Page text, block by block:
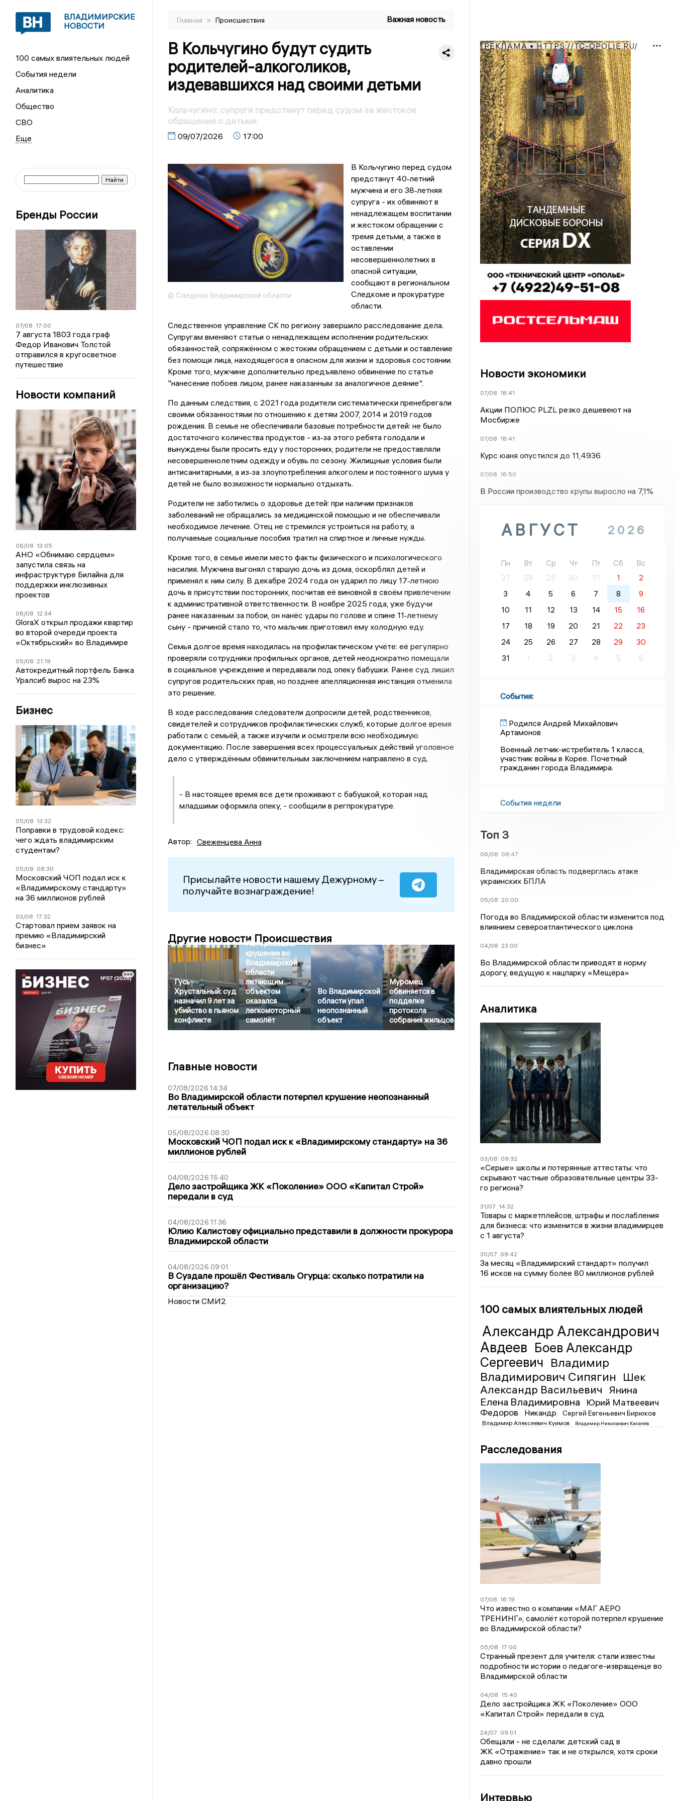
ВЛАДИМИРСКИЕ
НОВОСТИ
100 самых влиятельных людей
События недели
Аналитика
Общество
СВО
Бренды России
07/08 17:00
7 августа 1803 года граф
Федор Иванович Толстой
отправился в кругосветное
путешествие
Новости компаний
06/08 13:05
АНО «Обнимаю сердцем»
запустила связь на
инфраструктуре Билайна для
поддержки инклюзивных
проектов
06/08 12:34
GloraX открыл продажи квартир
во второй очереди проекта
«Октябрьский» во Владимире
05/08 21:19
Автокредитный портфель Банка
Уралсиб вырос на 23%
Бизнес
05/08 13:32
Поправки в трудовой кодекс:
чего ждать владимирским
студентам?
05/08 08:30
Московский ЧОП подал иск к
«Владимирскому стандарту»
на 36 миллионов рублей
03/08 17:32
Стартовал прием заявок на
премию «Владимирский
бизнес»
Главная > Происшествия Важная новость
В Кольчугино будут судить
родителей-алкоголиков,
издевавшихся над своими детьми
Кольчугино: супруги предстанут перед судом за жестокое
обращение с детьми
09/07/2026 17:00
© Следком Владимирской области
В Кольчугино перед судом
предстанут 40‑летний
мужчина и его 38‑летняя
супруга - их обвиняют в
ненадлежащем воспитании
и жестоком обращении с
тремя детьми, а также в
оставлении
несовершеннолетних в
опасной ситуации,
сообщают в региональном
Следкоме и прокуратуре
области.
Следственное управление СК по региону завершило расследование дела.
Супругам вменяют статьи о ненадлежащем исполнении родительских
обязанностей, сопряжённом с жестоким обращением с детьми и оставление
без помощи лица, находящегося в опасном для жизни и здоровья состоянии.
Кроме того, мужчине дополнительно предъявлено обвинение по статье
"нанесение побоев лицом, ранее наказанным за аналогичное деяние".
По данным следствия, с 2021 года родители систематически пренебрегали
своими обязанностями по отношению к детям 2007, 2014 и 2019 годов
рождения. В семье не обеспечивали базовые потребности детей: не было
достаточного количества продуктов - из‑за этого ребята голодали и
вынуждены были просить еду у посторонних, родители не предоставляли
несовершеннолетним одежду и обувь по сезону. Жилищные условия были
антисанитарными, а из‑за злоупотребления алкоголем и постоянного шума у
детей не было возможности нормально отдыхать.
Родители не заботились о здоровье детей: при наличии признаков
заболеваний не обращались за медицинской помощью и не обеспечивали
необходимое лечение. Отец не стремился устроиться на работу, а
получаемые социальные пособия тратил на спиртное и личные нужды.
Кроме того, в семье имели место факты физического и психологического
насилия. Мужчина выгонял старшую дочь из дома, оскорблял детей и
применял к ним силу. В декабре 2024 года он ударил по лицу 17‑летнюю
дочь в присутствии посторонних, посчитав её виновной в своём привлечении
к административной ответственности. В ноябре 2025 года, уже будучи
ранее наказанным за побои, он нанёс удары по голове и спине 11‑летнему
сыну - причиной стало то, что мальчик приготовил ему холодную еду.
Семья долгое время находилась на профилактическом учёте: её регулярно
проверяли сотрудники профильных органов, детей неоднократно помещали
в социальное учреждение и передавали под опеку бабушки. Ранее суд лишил
супругов родительских прав, но позднее апелляционная инстанция отменила
это решение.
В ходе расследования следователи допросили детей, родственников,
свидетелей и сотрудников профилактических служб, которые долгое время
работали с семьёй, а также изучили и осмотрели всю необходимую
документацию. После завершения всех процессуальных действий уголовное
дело с утверждённым обвинительным заключением направлено в суд.
- В настоящее время все дети проживают с бабушкой, которая над
младшими оформила опеку, - сообщили в регпрокуратуре.
Автор: Свеженцева Анна
Присылайте новости нашему Дежурному –
получайте вознаграждение!
Другие новости Происшествия
Гусь-
Хрустальный: суд
назначил 9 лет за
убийство в пьяном
конфликте
Потерпевшим
крушение во
Владимирской
области
летающим
объектом
оказался
легкомоторный
самолёт
Во Владимирской
области упал
неопознанный
объект
Муромец
обвиняется в
подделке
протокола
собрания жильцов
Главные новости
07/08/2026 14:34
Во Владимирской области потерпел крушение неопознанный
летательный объект
05/08/2026 08:30
Московский ЧОП подал иск к «Владимирскому стандарту» на 36
миллионов рублей
04/08/2026 15:40
Дело застройщика ЖК «Поколение» ООО «Капитал Строй»
передали в суд
04/08/2026 11:36
Юлию Калистову официально представили в должности прокурора
Владимирской области
04/08/2026 09:01
В Суздале прошёл Фестиваль Огурца: сколько потратили на
организацию?
Новости СМИ2
РЕКЛАМА • HTTPS://TC-OPOLIE.RU/
Новости экономики
07/08 18:41
Акции ПОЛЮС PLZL резко дешевеют на
Мосбирже
07/08 18:41
Курс юаня опустился до 11,4936
07/08 16:50
В России производство крупы выросло на 7,1%
АВГУСТ 2026
Пн Вт Ср Чт Пт Сб
Вс
27
28 29 30 31 1
2
3
4 5 6 7 8
9
10
11 12 13 14 15
16
17
18 19 20 21 22
23
24
25 26 27 28 29
30
31
1 2 3 4 5 6
События:
Родился Андрей Михайлович
Артамонов
Военный летчик-истребитель 1 класса,
участник войны в Корее. Почетный
гражданин города Владимира.
События недели
Топ 3
06/08 08:47
Владимирская область подверглась атаке
украинских БПЛА
05/08 20:00
Погода во Владимирской области изменится под
влиянием североатлантического циклона
04/08 23:00
Во Владимирской области приводят в норму
дорогу, ведущую к нацпарку «Мещёра»
Аналитика
03/08 09:32
«Серые» школы и потерянные аттестаты: что
скрывают частные образовательные центры 33-
го региона?
31/07 14:32
Товары с маркетплейсов, штрафы и послабления
для бизнеса: что изменится в жизни владимирцев
с 1 августа?
30/07 09:42
За месяц «Владимирский стандарт» получил
16 исков на сумму более 80 миллионов рублей
100 самых влиятельных людей
Александр Александрович
Авдеев Боев Александр
Сергеевич Владимир
Владимирович Сипягин Шек
Александр Васильевич
Янина
Елена Владимировна
Юрий Матвеевич
Федоров
Никандр Сергей Евгеньевич Бирюков
Владимир Алексеевич Куимов Владимир Николаевич Киселёв
Расследования
07/08 16:19
Что известно о компании «МАГ АЕРО
ТРЕНИНГ», самолёт которой потерпел крушение
во Владимирской области?
05/08 17:00
Странный презент для учителя: стали известны
подробности истории о педагоге-извращенце во
Владимирской области
04/08 15:40
Дело застройщика ЖК «Поколение» ООО
«Капитал Строй» передали в суд
24/07 09:01
Обещали - не сделали: детский сад в
ЖК «Отражение» так и не открылся, хотя сроки
давно прошли
Интервью